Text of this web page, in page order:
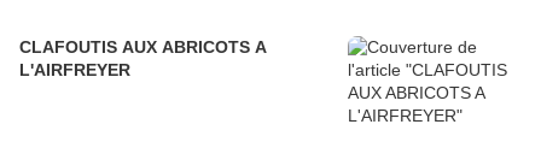
CLAFOUTIS AUX ABRICOTS A
L'AIRFREYER